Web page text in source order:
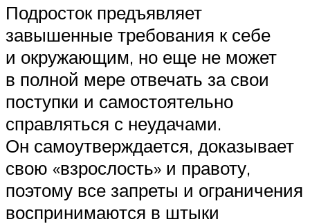
Подросток предъявляет
завышенные требования к себе
и окружающим, но еще не может
в полной мере отвечать за свои
поступки и самостоятельно
справляться с неудачами.
Он самоутверждается, доказывает
свою «взрослость» и правоту,
поэтому все запреты и ограничения
воспринимаются в штыки